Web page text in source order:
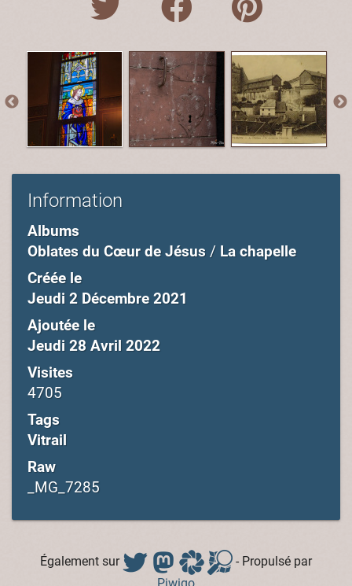
Information
Albums
Oblates du Cœur de Jésus / La chapelle
Créée le
Jeudi 2 Décembre 2021
Ajoutée le
Jeudi 28 Avril 2022
Visites
4705
Tags
Vitrail
Raw
_MG_7285
Également sur
- Propulsé par